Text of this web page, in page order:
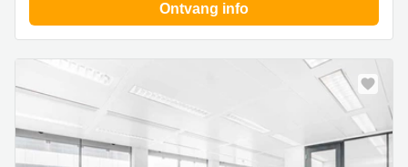
Ontvang info